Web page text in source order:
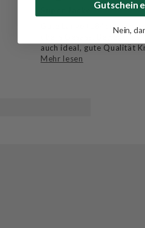
Gute Länge (184cm)
übers Gesäss,
auch ideal, gute Qualität
Mehr lesen
Gutschein
Nein,